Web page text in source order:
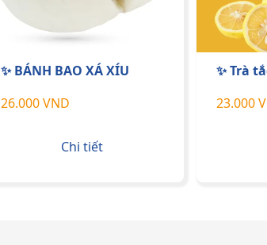
✨ BÁNH BAO XÁ XÍU
26.000 VND
Chi tiết
✨ Trà
23.000